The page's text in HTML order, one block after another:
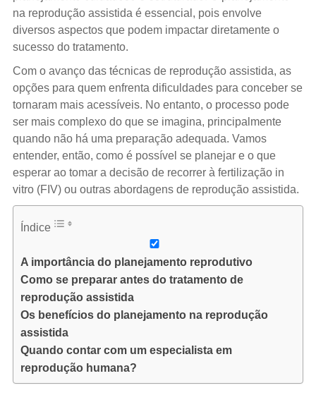
na reprodução assistida é essencial, pois envolve
diversos aspectos que podem impactar diretamente o
sucesso do tratamento.
Com o avanço das técnicas de reprodução assistida, as
opções para quem enfrenta dificuldades para conceber se
tornaram mais acessíveis. No entanto, o processo pode
ser mais complexo do que se imagina, principalmente
quando não há uma preparação adequada. Vamos
entender, então, como é possível se planejar e o que
esperar ao tomar a decisão de recorrer à fertilização in
vitro (FIV) ou outras abordagens de reprodução assistida.
Índice
A importância do planejamento reprodutivo
Como se preparar antes do tratamento de
reprodução assistida
Os benefícios do planejamento na reprodução
assistida
Quando contar com um especialista em
reprodução humana?